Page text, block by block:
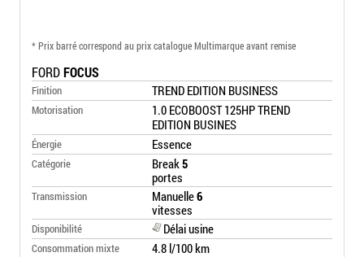
* Prix barré correspond au prix catalogue Multimarque avant remise
FORDFOCUS
Finition TREND EDITION BUSINESS
Motorisation
1.0 ECOBOOST 125HP TREND
EDITION BUSINES
Énergie Essence
Catégorie Break5
portes
Transmission Manuelle6
vitesses
Disponibilité Délai usine
Consommation mixte 4.8 l/100 km